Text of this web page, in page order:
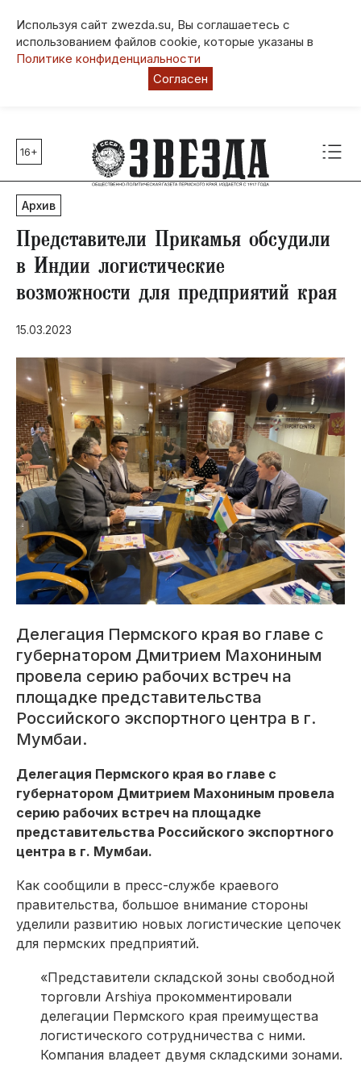
Используя сайт zwezda.su, Вы соглашаетесь с
использованием файлов cookie, которые указаны в
Политике конфиденциальности
Согласен
Главные темы
80 лет Победы
Молодежная столица РФ
СВО
Выборы в Пермском крае
Социальная поддержка
Инфраструктура
Благоустройство
16+
Архив
Представители Прикамья обсудили
в Индии логистические
возможности для предприятий края
15.03.2023
Делегация Пермского края во главе с
губернатором Дмитрием Махониным
провела серию рабочих встреч на
площадке представительства
Российского экспортного центра в г.
Мумбаи.
Делегация Пермского края во главе с
губернатором Дмитрием Махониным провела
серию рабочих встреч на площадке
представительства Российского экспортного
центра в г. Мумбаи.
Как сообщили в пресс-службе краевого
правительства, большое внимание стороны
уделили развитию новых логистические цепочек
для пермских предприятий.
«Представители складской зоны свободной
торговли Arshiya прокомментировали
делегации Пермского края преимущества
логистического сотрудничества с ними.
Компания владеет двумя складскими зонами.